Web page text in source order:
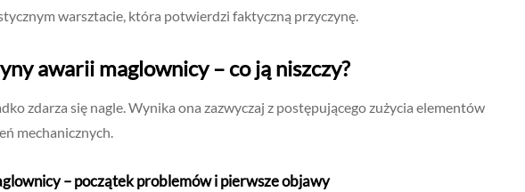
warsztacie, która potwierdzi faktyczną przyczynę.
awarii maglownicy – co ją niszczy?
zdarza się nagle. Wynika ona zazwyczaj z postępującego zużycia elementów
mechanicznych.
– początek problemów i pierwsze objawy